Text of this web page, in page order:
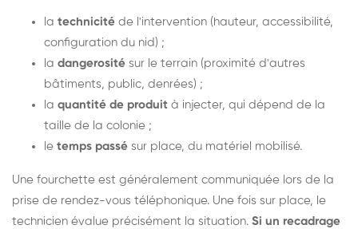
la technicité de l'intervention (hauteur, accessibilité,
configuration du nid) ;
la dangerosité sur le terrain (proximité d'autres
bâtiments, public, denrées) ;
la quantité de produit à injecter, qui dépend de la
taille de la colonie ;
le temps passé sur place, du matériel mobilisé.
Une fourchette est généralement communiquée lors de la
prise de rendez-vous téléphonique. Une fois sur place, le
technicien évalue précisément la situation. Si un recadrage